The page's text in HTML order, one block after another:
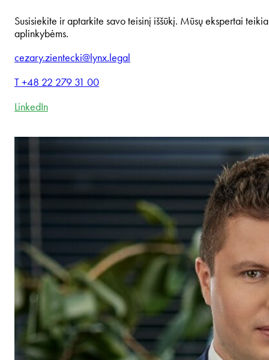
Susisiekite ir aptarkite savo teisinį iššūkį. Mūsų ekspertai
aplinkybėms.
cezary.zientecki@lynx.legal
T +48 22 279 31 00
LinkedIn